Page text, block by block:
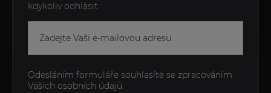
kdykoliv odhlásit.
Odesláním formuláře souhlasíte se zpracováním
Vašich osobních údajů.